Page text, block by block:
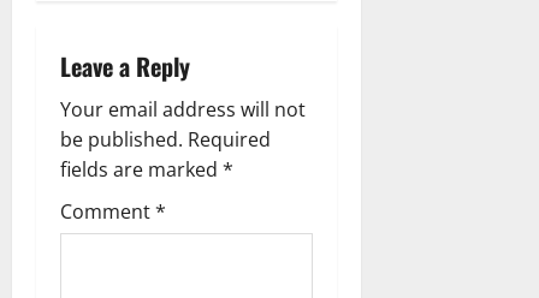
i
g
a
t
Leave a Reply
Your email address will not
be published. Required
fields are marked *
Comment*